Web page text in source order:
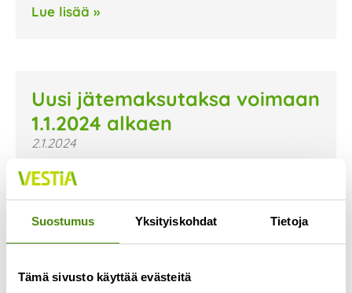
Suostumus Yksityiskohdat Tietoja
Tämä sivusto käyttää evästeitä
Lue lisää »
Uusi jätemaksutaksa voimaan
1.1.2024 alkaen
2.1.2024
Uusi jätemaksutaksa on astunut voimaan 1.1.2024.
Uusi taksa ja sen mukaiset hinnat on nyt päivitetty